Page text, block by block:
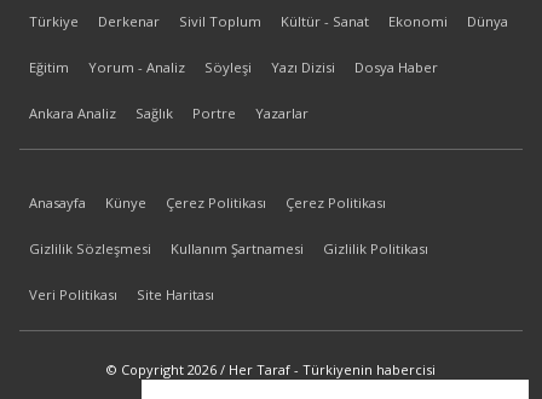
Türkiye Derkenar Sivil Toplum Kültür - Sanat Ekonomi Dünya
Eğitim Yorum - Analiz Söyleşi Yazı Dizisi Dosya Haber
Ankara Analiz Sağlık Portre Yazarlar
Anasayfa Künye Çerez Politikası Çerez Politikası
Gizlilik Sözleşmesi Kullanım Şartnamesi Gizlilik Politikası
Veri Politikası Site Haritası
© Copyright 2026 / Her Taraf - Türkiyenin habercisi